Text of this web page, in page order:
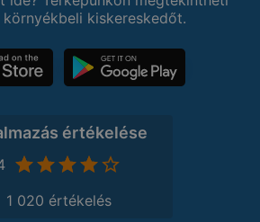
környékbeli kiskereskedőt.
értékelése
1 020 értékelés